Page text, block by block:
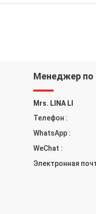
Менеджер по
Mrs. LINA LI
Телефон :
WhatsApp :
WeChat :
Электронная